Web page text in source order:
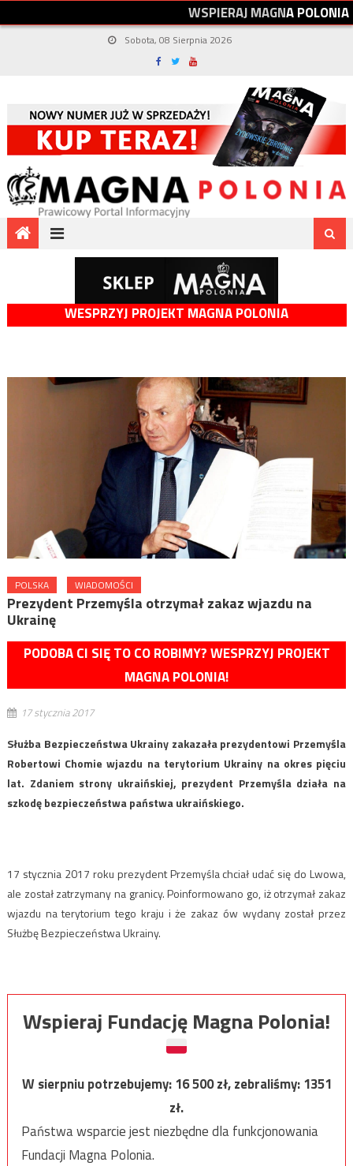
WSPIERAJMAGNAPOLONIA
Sobota, 08 Sierpnia 2026
WESPRZYJ PROJEKT MAGNA POLONIA
POLSKA WIADOMOŚCI
Prezydent Przemyśla otrzymał zakaz wjazdu na
Ukrainę
PODOBA CI SIĘ TO CO ROBIMY? WESPRZYJ PROJEKT
MAGNA POLONIA!
17 stycznia 2017
Służba Bezpieczeństwa Ukrainy zakazała prezydentowi Przemyśla
Robertowi Chomie wjazdu na terytorium Ukrainy na okres pięciu
lat. Zdaniem strony ukraińskiej, prezydent Przemyśla działa na
szkodę bezpieczeństwa państwa ukraińskiego.
17 stycznia 2017 roku prezydent Przemyśla chciał udać się do Lwowa,
ale został zatrzymany na granicy. Poinformowano go, iż otrzymał zakaz
wjazdu na terytorium tego kraju i że zakaz ów wydany został przez
Służbę Bezpieczeństwa Ukrainy.
Wspieraj Fundację Magna Polonia!
W sierpniu potrzebujemy:16 500zł, zebraliśmy:1351
zł.
Państwa wsparcie jest niezbędne dla funkcjonowania
Fundacji Magna Polonia.